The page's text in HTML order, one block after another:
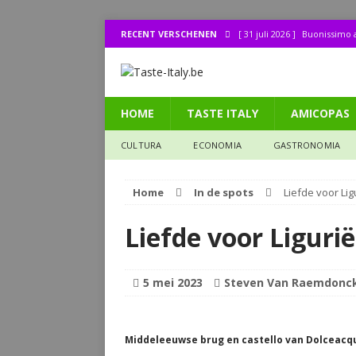
RECENT VERSCHENEN [ 31 juli 2026 ] Buonissimo
[ 27 juli 2026 ] Legendes
CULTURA
HOME TASTE ITALY AMICOPAS
CULTURA ECONOMIA GASTRONOMIA
Home In de spots Liefde voor
Liefde voor
5 mei 2023 Steven Van
Middeleeuwse brug en castello van